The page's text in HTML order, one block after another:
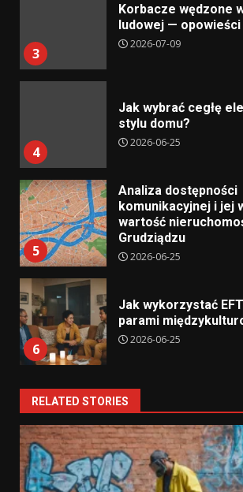
3
Korbacze wędzone
ludowej —
2026-07-09
4
Jak wybrać cegłę
stylu domu?
2026-06-25
5
Analiza dostępności
komunikacyjnej i jej
wartość
Grudziądzu
2026-06-25
6
Jak wykorzystać
parami
2026-06-25
RELATED STORIES